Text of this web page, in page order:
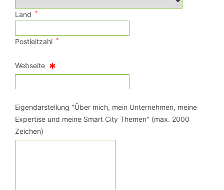
Land *
Postleitzahl *
Webseite *
Eigendarstellung "Über mich, mein Unternehmen, meine
Expertise und meine Smart City Themen" (max. 2000
Zeichen)